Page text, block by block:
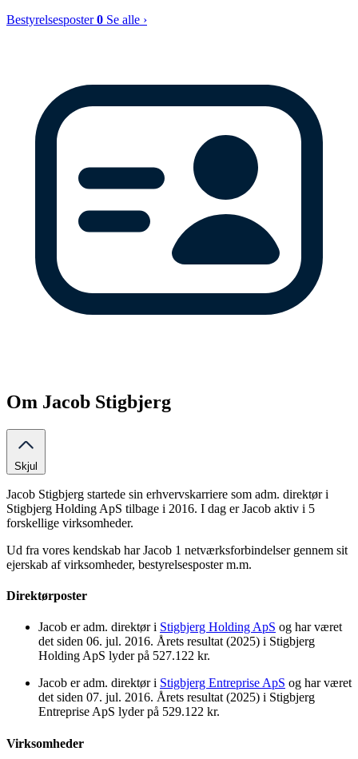
Bestyrelsesposter0 Se alle ›
Om Jacob Stigbjerg
Skjul
Jacob Stigbjerg startede sin erhvervskarriere som adm. direktør i
Stigbjerg Holding ApS tilbage i 2016. I dag er Jacob aktiv i 5
forskellige virksomheder.
Ud fra vores kendskab har Jacob 1 netværksforbindelser gennem sit
ejerskab af virksomheder, bestyrelsesposter m.m.
Direktørposter
Jacob er adm. direktør i Stigbjerg Holding ApS og har været
det siden 06. jul. 2016. Årets resultat (2025) i Stigbjerg
Holding ApS lyder på 527.122 kr.
Jacob er adm. direktør i Stigbjerg Entreprise ApS og har været
det siden 07. jul. 2016. Årets resultat (2025) i Stigbjerg
Entreprise ApS lyder på 529.122 kr.
Virksomheder